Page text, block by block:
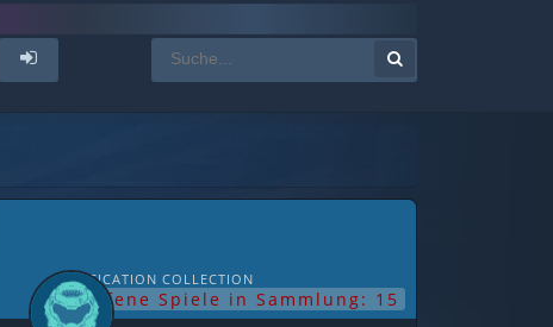
NOTIFICATION COLLECTION
offene Spiele in Sammlung: 15